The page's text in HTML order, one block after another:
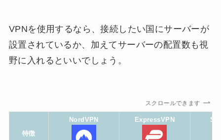
VPNを使用するなら、接続したい国にサーバーが
設置されているか、加えてサーバーの配置数も視
野に入れるといいでしょう。
スクロールできます
特徴
NordVPN ExpressVPN